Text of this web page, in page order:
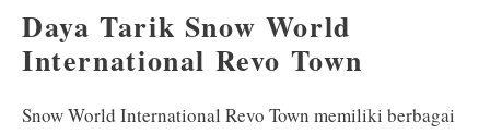
Daya Tarik Snow World
International Revo Town
Snow World International Revo Town memiliki berbagai